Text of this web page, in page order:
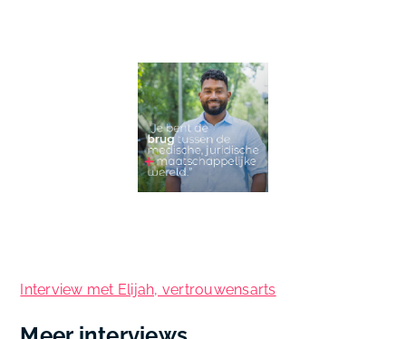
Interview met Elijah, vertrouwensarts